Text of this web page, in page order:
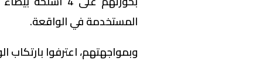
المستخدمة في الواقعة.
وبمواجهتهم، اعترفوا بارتكاب